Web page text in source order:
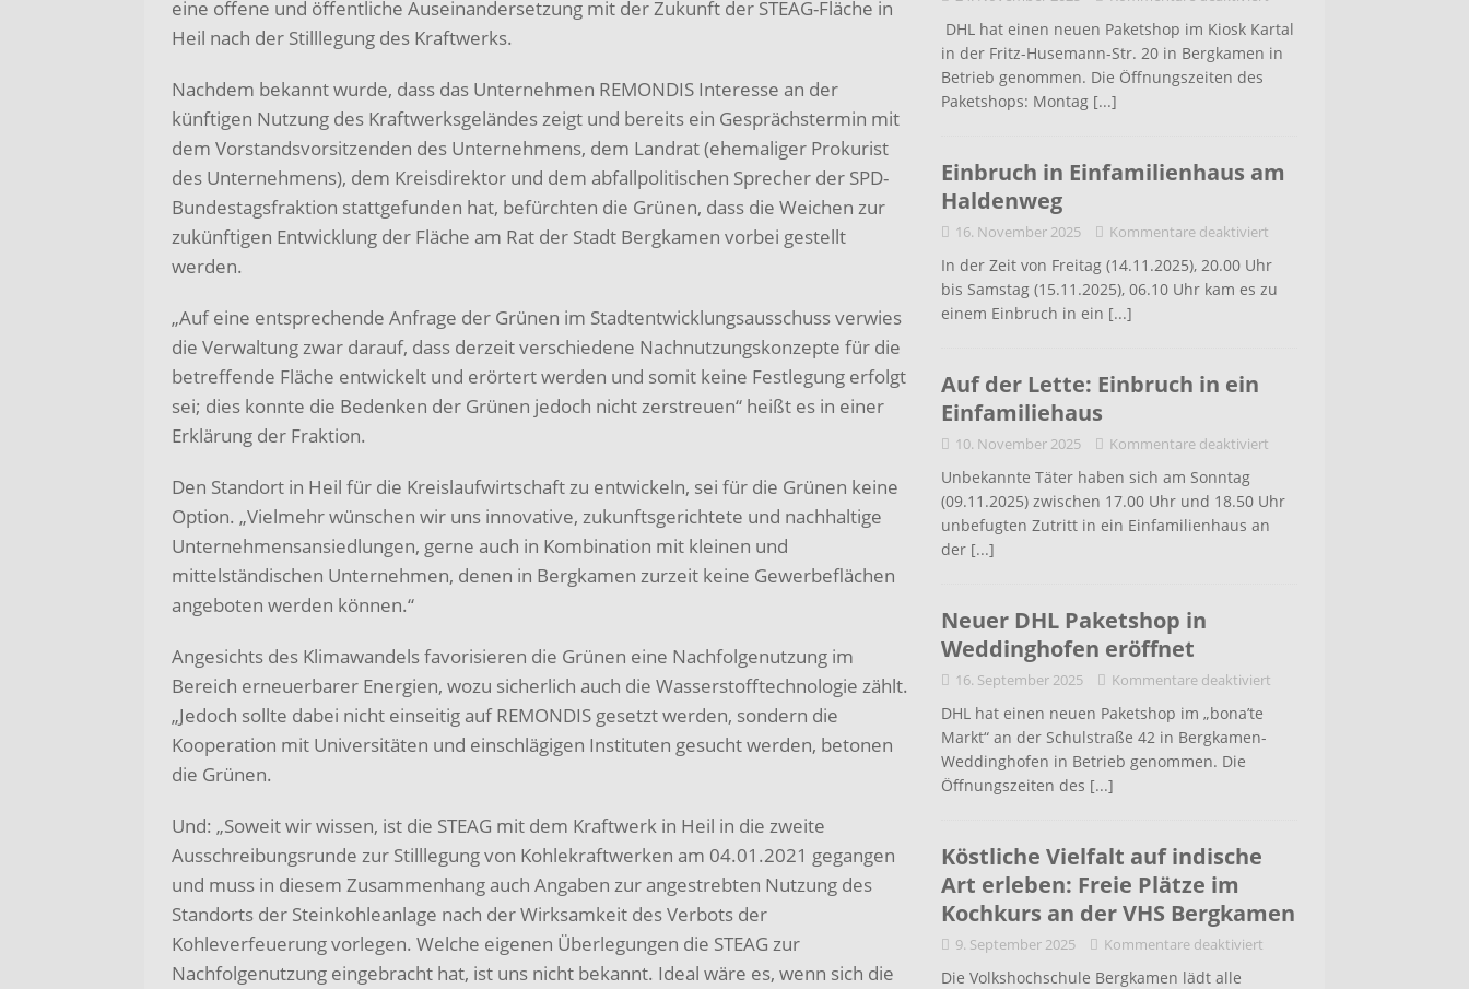
eine offene und öffentliche Auseinandersetzung mit der Zukunft der STEAG-Fläche in
Heil nach der Stilllegung des Kraftwerks.
Nachdem bekannt wurde, dass das Unternehmen REMONDIS Interesse an der
künftigen Nutzung des Kraftwerksgeländes zeigt und bereits ein Gesprächstermin mit
dem Vorstandsvorsitzenden des Unternehmens, dem Landrat (ehemaliger Prokurist
des Unternehmens), dem Kreisdirektor und dem abfallpolitischen Sprecher der SPD-
Bundestagsfraktion stattgefunden hat, befürchten die Grünen, dass die Weichen zur
zukünftigen Entwicklung der Fläche am Rat der Stadt Bergkamen vorbei gestellt
werden.
„Auf eine entsprechende Anfrage der Grünen im Stadtentwicklungsausschuss verwies
die Verwaltung zwar darauf, dass derzeit verschiedene Nachnutzungskonzepte für die
betreffende Fläche entwickelt und erörtert werden und somit keine Festlegung erfolgt
sei; dies konnte die Bedenken der Grünen jedoch nicht zerstreuen“ heißt es in einer
Erklärung der Fraktion.
Den Standort in Heil für die Kreislaufwirtschaft zu entwickeln, sei für die Grünen keine
Option. „Vielmehr wünschen wir uns innovative, zukunftsgerichtete und nachhaltige
Unternehmensansiedlungen, gerne auch in Kombination mit kleinen und
mittelständischen Unternehmen, denen in Bergkamen zurzeit keine Gewerbeflächen
angeboten werden können.“
Angesichts des Klimawandels favorisieren die Grünen eine Nachfolgenutzung im
Bereich erneuerbarer Energien, wozu sicherlich auch die Wasserstofftechnologie zählt.
„Jedoch sollte dabei nicht einseitig auf REMONDIS gesetzt werden, sondern die
Kooperation mit Universitäten und einschlägigen Instituten gesucht werden, betonen
die Grünen.
Und: „Soweit wir wissen, ist die STEAG mit dem Kraftwerk in Heil in die zweite
Ausschreibungsrunde zur Stilllegung von Kohlekraftwerken am 04.01.2021 gegangen
und muss in diesem Zusammenhang auch Angaben zur angestrebten Nutzung des
Standorts der Steinkohleanlage nach der Wirksamkeit des Verbots der
Kohleverfeuerung vorlegen. Welche eigenen Überlegungen die STEAG zur
Nachfolgenutzung eingebracht hat, ist uns nicht bekannt. Ideal wäre es, wenn sich die
DHL hat einen neuen Paketshop im Kiosk Kartal
in der Fritz-Husemann-Str. 20 in Bergkamen in
Betrieb genommen. Die Öffnungszeiten des
Paketshops: Montag [...]
Einbruch in Einfamilienhaus am
Haldenweg
16. November 2025 Kommentare deaktiviert
In der Zeit von Freitag (14.11.2025), 20.00 Uhr
bis Samstag (15.11.2025), 06.10 Uhr kam es zu
einem Einbruch in ein [...]
Auf der Lette: Einbruch in ein
Einfamiliehaus
10. November 2025 Kommentare deaktiviert
Unbekannte Täter haben sich am Sonntag
(09.11.2025) zwischen 17.00 Uhr und 18.50 Uhr
unbefugten Zutritt in ein Einfamilienhaus an
der [...]
Neuer DHL Paketshop in
Weddinghofen eröffnet
16. September 2025 Kommentare deaktiviert
DHL hat einen neuen Paketshop im „bona’te
Markt“ an der Schulstraße 42 in Bergkamen-
Weddinghofen in Betrieb genommen. Die
Öffnungszeiten des [...]
Köstliche Vielfalt auf indische
Art erleben: Freie Plätze im
Kochkurs an der VHS Bergkamen
9. September 2025 Kommentare deaktiviert
Die Volkshochschule Bergkamen lädt alle